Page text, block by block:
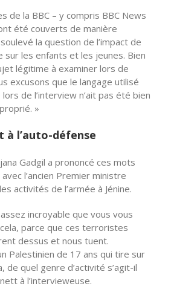
de la BBC – y compris BBC News
été couverts de manière
la question de l’impact de
sur les enfants et les jeunes. Bien
légitime à examiner lors de
excusons que le langage utilisé
de l’interview n’ait pas été bien
»
à l’auto-défense
Gadgil a prononcé ces mots
l’ancien Premier ministre
activités de l’armée à Jénine.
incroyable que vous vous
parce que ces terroristes
dessus et nous tuent.
Palestinien de 17 ans qui tire sur
de quel genre d’activité s’agit-il
à l’intervieweuse.